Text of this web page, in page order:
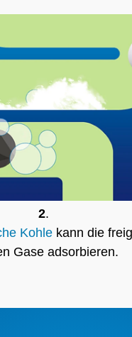
2.
Kohle kann die
Gase adsorbieren.